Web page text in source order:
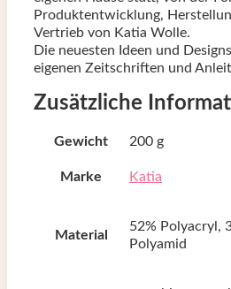
Produktentwicklung,
Vertrieb von Katia Wolle.
Die neuesten Ideen und
eigenen Zeitschriften und
Zusätzliche
Gewicht 200 g
Marke Katia
Material
52% Polyacryl,
Polyamid